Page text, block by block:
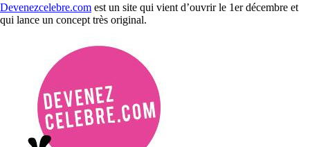
Devenezcelebre.com est un site qui vient d’ouvrir le 1er décembre et
qui lance un concept très original.